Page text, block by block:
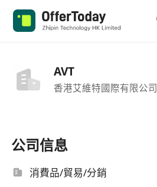
AVT
香港艾維特國際有限公司
公司信息
消費品/貿易/分銷